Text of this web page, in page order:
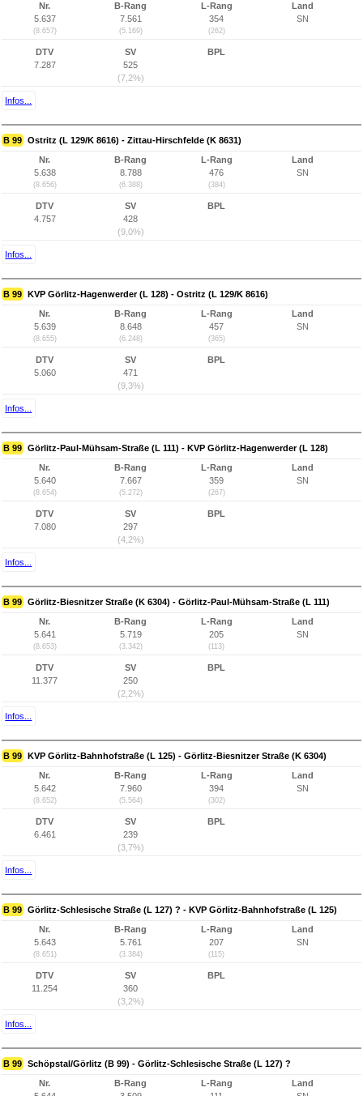
Nr.
5.637
(8.657)
B-Rang
7.561
(5.169)
L-Rang
354
(262)
Land
SN
DTV
7.287
SV
525
(7,2%)
BPL
Infos...
B 99 Ostritz (L 129/K 8616) - Zittau-Hirschfelde (K 8631)
Nr.
5.638
(8.656)
B-Rang
8.788
(6.388)
L-Rang
476
(384)
Land
SN
DTV
4.757
SV
428
(9,0%)
BPL
Infos...
B 99 KVP Görlitz-Hagenwerder (L 128) - Ostritz (L 129/K 8616)
Nr.
5.639
(8.655)
B-Rang
8.648
(6.248)
L-Rang
457
(365)
Land
SN
DTV
5.060
SV
471
(9,3%)
BPL
Infos...
B 99 Görlitz-Paul-Mühsam-Straße (L 111) - KVP Görlitz-Hagenwerder (L 128)
Nr.
5.640
(8.654)
B-Rang
7.667
(5.272)
L-Rang
359
(267)
Land
SN
DTV
7.080
SV
297
(4,2%)
BPL
Infos...
B 99 Görlitz-Biesnitzer Straße (K 6304) - Görlitz-Paul-Mühsam-Straße (L 111)
Nr.
5.641
(8.653)
B-Rang
5.719
(3.342)
L-Rang
205
(113)
Land
SN
DTV
11.377
SV
250
(2,2%)
BPL
Infos...
B 99 KVP Görlitz-Bahnhofstraße (L 125) - Görlitz-Biesnitzer Straße (K 6304)
Nr.
5.642
(8.652)
B-Rang
7.960
(5.564)
L-Rang
394
(302)
Land
SN
DTV
6.461
SV
239
(3,7%)
BPL
Infos...
B 99 Görlitz-Schlesische Straße (L 127) ? - KVP Görlitz-Bahnhofstraße (L 125)
Nr.
5.643
(8.651)
B-Rang
5.761
(3.384)
L-Rang
207
(115)
Land
SN
DTV
11.254
SV
360
(3,2%)
BPL
Infos...
B 99 Schöpstal/Görlitz (B 99) - Görlitz-Schlesische Straße (L 127) ?
Nr.
B-Rang
L-Rang
Land